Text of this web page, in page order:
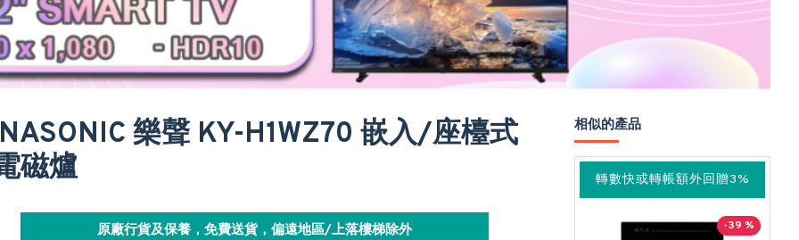
樂聲 KY-H1WZ70 嵌入/座檯式
磁爐
原廠行貨及保養，免費送貨，偏遠地區/上落樓梯除外
相似的產品
轉數快或轉帳額外回贈3%
-39 %